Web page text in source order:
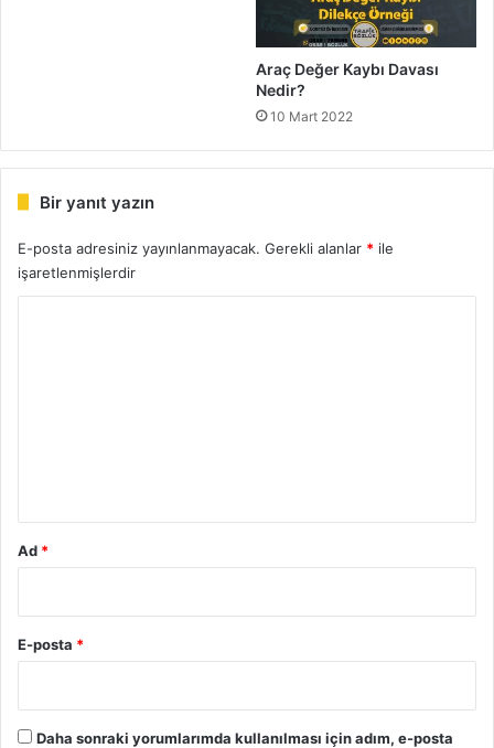
Araç Değer Kaybı Davası
Nedir?
10 Mart 2022
Bir yanıt yazın
E-posta adresiniz yayınlanmayacak. Gerekli alanlar * ile
işaretlenmişlerdir
Ad *
E-posta *
Daha sonraki yorumlarımda kullanılması için adım, e-posta